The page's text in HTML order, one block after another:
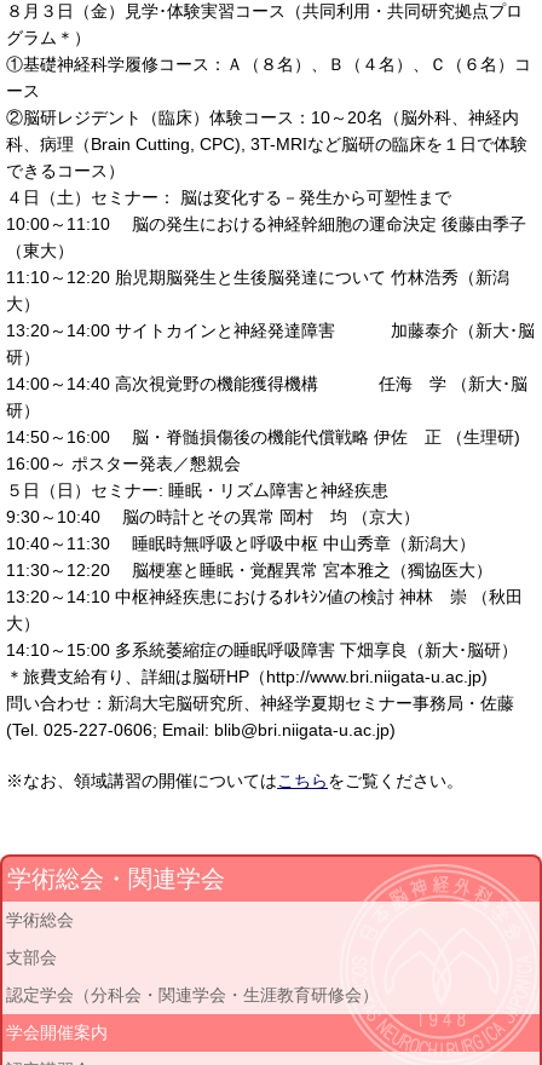
８月３日（金）見学･体験実習コース（共同利用・共同研究拠点プロ
グラム＊）
①基礎神経科学履修コース：Ａ（８名）、Ｂ（４名）、Ｃ（６名）コ
ース
②脳研レジデント（臨床）体験コース：10～20名（脳外科、神経内
科、病理（Brain Cutting, CPC), 3T-MRIなど脳研の臨床を１日で体験
できるコース）
４日（土）セミナー： 脳は変化する－発生から可塑性まで
10:00～11:10 脳の発生における神経幹細胞の運命決定 後藤由季子
（東大）
11:10～12:20 胎児期脳発生と生後脳発達について 竹林浩秀（新潟
大）
13:20～14:00 サイトカインと神経発達障害 加藤泰介（新大･脳
研）
14:00～14:40 高次視覚野の機能獲得機構 任海 学 （新大･脳
研）
14:50～16:00 脳・脊髄損傷後の機能代償戦略 伊佐 正 （生理研)
16:00～ ポスター発表／懇親会
５日（日）セミナー: 睡眠・リズム障害と神経疾患
9:30～10:40 脳の時計とその異常 岡村 均 （京大）
10:40～11:30 睡眠時無呼吸と呼吸中枢 中山秀章（新潟大）
11:30～12:20 脳梗塞と睡眠・覚醒異常 宮本雅之（獨協医大）
13:20～14:10 中枢神経疾患におけるｵﾚｷｼﾝ値の検討 神林 崇 （秋田
大）
14:10～15:00 多系統萎縮症の睡眠呼吸障害 下畑享良（新大･脳研）
＊旅費支給有り、詳細は脳研HP（http://www.bri.niigata-u.ac.jp)
問い合わせ：新潟大宅脳研究所、神経学夏期セミナー事務局・佐藤
(Tel. 025-227-0606; Email: blib@bri.niigata-u.ac.jp)
※なお、領域講習の開催についてはこちらをご覧ください。
学術総会・関連学会
学術総会
支部会
認定学会（分科会・関連学会・生涯教育研修会）
学会開催案内